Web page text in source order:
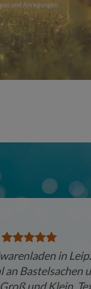
und Anregungen.
in
an Bastelsachen
und Klein.